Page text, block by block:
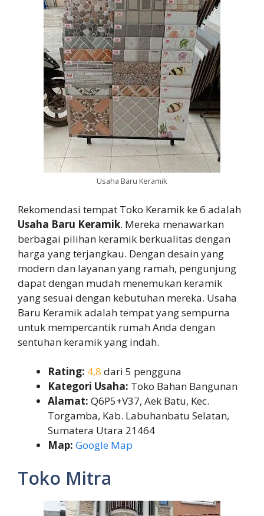
Usaha Baru Keramik
Rekomendasi tempat Toko Keramik ke 6 adalah
Usaha Baru Keramik. Mereka menawarkan
berbagai pilihan keramik berkualitas dengan
harga yang terjangkau. Dengan desain yang
modern dan layanan yang ramah, pengunjung
dapat dengan mudah menemukan keramik
yang sesuai dengan kebutuhan mereka. Usaha
Baru Keramik adalah tempat yang sempurna
untuk mempercantik rumah Anda dengan
sentuhan keramik yang indah.
Rating: 4,8 dari 5 pengguna
Kategori Usaha: Toko Bahan Bangunan
Alamat: Q6P5+V37, Aek Batu, Kec.
Torgamba, Kab. Labuhanbatu Selatan,
Sumatera Utara 21464
Map: Google Map
Toko Mitra